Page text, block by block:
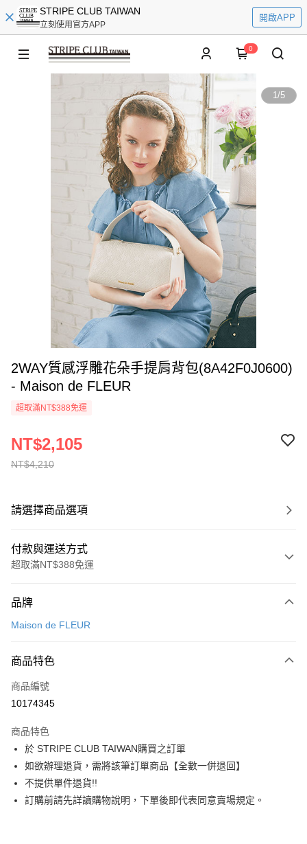
STRIPE CLUB TAIWAN
立刻使用官方APP
開啟APP
0
1/5
2WAY質感浮雕花朵手提肩背包(8A42F0J0600)
- Maison de FLEUR
超取滿NT$388免運
NT$4,210
NT$2,105
請選擇商品選項
付款與運送方式
超取滿NT$388免運
信用卡一次付款
3 期 0 利率 每期
合作金庫商業銀行
上海商業儲蓄銀行
臺灣中小企業銀行
匯豐（台灣）商業銀行
華泰商業銀行
聯邦商業銀行
遠東國際商業銀行
元大商業銀行
玉山商業銀行
星展（台灣）商業銀行
超商取貨付款
LINE Pay
Apple Pay
街口支付
悠遊付
品牌
Maison de FLEUR
商品特色
商品編號
10174345
商品特色
於 STRIPE CLUB TAIWAN購買之訂單
如欲辦理退貨，需將該筆訂單商品【全數一併退回】
不提供單件退貨!!
訂購前請先詳讀購物說明，下單後即代表同意賣場規定。